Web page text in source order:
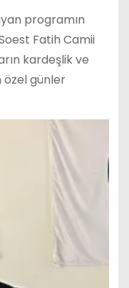
programın
Fatih Camii
kardeşlik ve
özel günler